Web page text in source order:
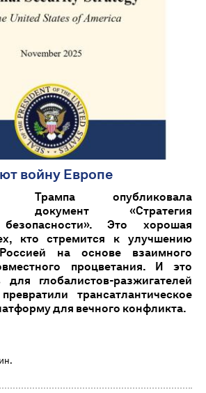
войну Европе
Трампа опубликовала
документ «Стратегия
Это хорошая
кто стремится к улучшению
на основе взаимного
процветания. И это
для глобалистов-разжигателей
трансатлантическое
для вечного конфликта.